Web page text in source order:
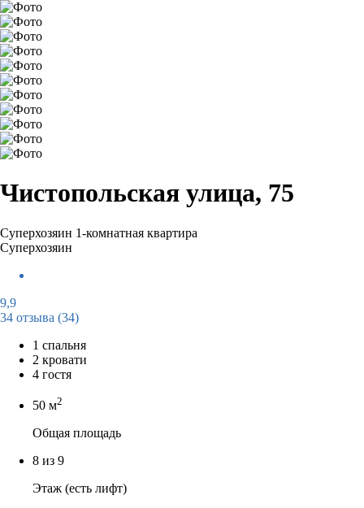
Чистопольская улица, 75
Суперхозяин 1-комнатная квартира
Суперхозяин
9,9
34 отзыва (34)
1 спальня
2 кровати
4 гостя
50 м2
Общая площадь
8 из 9
Этаж (есть лифт)